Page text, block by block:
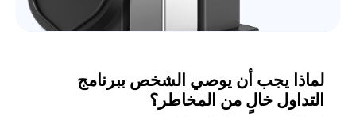
لماذا يجب أن يوصي الشخص ببرنامج
التداول خالٍ من المخاطر؟